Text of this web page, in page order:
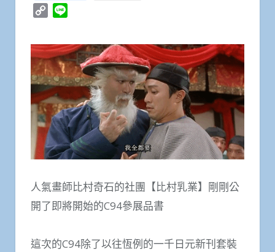
Copy
人氣畫師比村奇石的社團【比村乳業】剛剛公
開了即將開始的C94參展品書
這次的C94除了以往恆例的一千日元新刊套裝